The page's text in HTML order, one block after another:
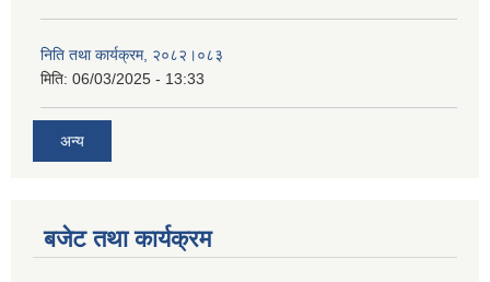
निति तथा कार्यक्रम, २०८२।०८३
मिति: 06/03/2025 - 13:33
अन्य
बजेट तथा कार्यक्रम